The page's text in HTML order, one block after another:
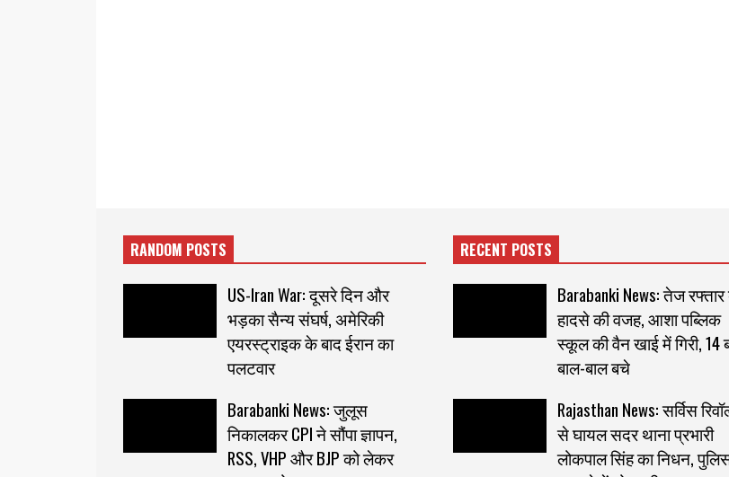
RANDOM POSTS
US-Iran War: दूसरे दिन और
भड़का सैन्य संघर्ष, अमेरिकी
एयरस्ट्राइक के बाद ईरान का
पलटवार
Barabanki News: जुलूस
निकालकर CPI ने सौंपा ज्ञापन,
RSS, VHP और BJP को लेकर
RECENT POSTS
Barabanki News: तेज रफ्तार
हादसे की वजह, आशा पब्लिक
स्कूल की वैन खाई में गिरी, 14
बाल-बाल बचे
Rajasthan News: सर्विस
से घायल सदर थाना प्रभारी
लोकपाल सिंह का निधन,